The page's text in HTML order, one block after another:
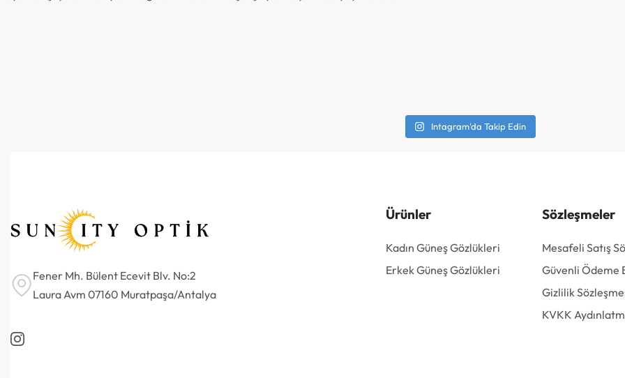
Intagram'da Takip Edin
Fener Mh. Bülent Ecevit Blv. No:2
Laura Avm 07160 Muratpaşa/Antalya
Ürünler
Kadın Güneş Gözlükleri
Erkek Güneş Gözlükleri
Sözleşmeler
Mesafeli Satış
Güvenli Ödeme
Gizlilik
KVKK